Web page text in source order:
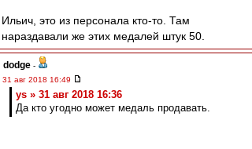
Ильич, это из персонала кто-то. Там
нараздавали же этих медалей штук 50.
dodge -
31 авг 2018 16:49
ys » 31 авг 2018 16:36
Да кто угодно может медаль продавать.